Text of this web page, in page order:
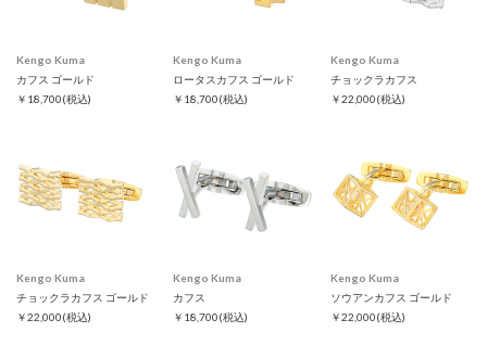
Kengo Kuma
カフス ゴールド
￥18,700(税込)
Kengo Kuma
ロータスカフス ゴールド
￥18,700(税込)
Kengo Kuma
チョックラカフス
￥22,000(税込)
Kengo Kuma
チョックラカフス ゴールド
￥22,000(税込)
Kengo Kuma
カフス
￥18,700(税込)
Kengo Kuma
ソウアンカフス ゴールド
￥22,000(税込)